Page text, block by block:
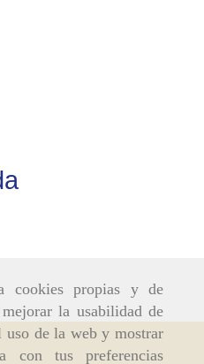
cookies propias y de
la usabilidad de
uso de la web y mostrar
con tus preferencias